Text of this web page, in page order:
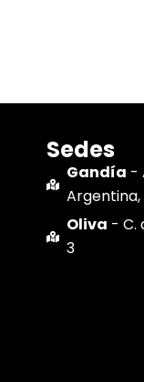
Sedes
Gandía -
Argentina,
Oliva - C.
3